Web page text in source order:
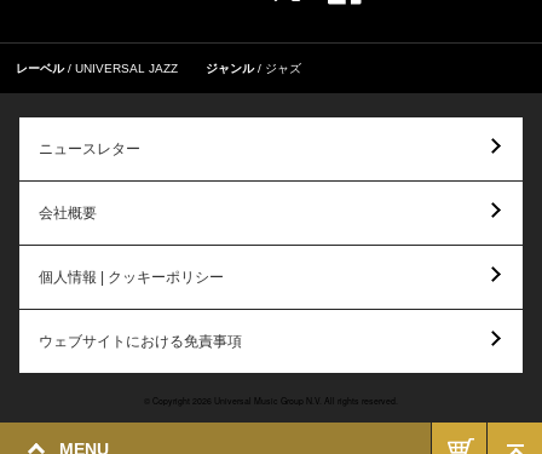
MENU
レーベル UNIVERSAL JAZZ ジャンル ジャズ
ニュースレター
会社概要
個人情報 | クッキーポリシー
ウェブサイトにおける免責事項
© Copyright 2026 Universal Music Group N.V. All rights reserved.